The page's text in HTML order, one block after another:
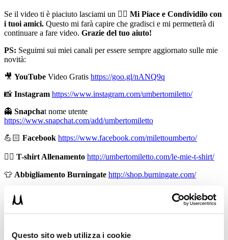
Questo sito web utilizza i cookie
Se il video ti è piaciuto lasciami un 👍🏻 Mi Piace e Condividilo con
i tuoi amici. Questo mi farà capire che gradisci e mi permetterà di
continuare a fare video. Grazie del tuo aiuto!
PS: Seguimi sui miei canali per essere sempre aggiornato sulle mie
novità:
🎥 YouTube Video Gratis https://goo.gl/nANQ9q
📸 Instagram https://www.instagram.com/umbertomiletto/
👻 Snapchat nome utente
https://www.snapchat.com/add/umbertomiletto
💪🏻 Facebook https://www.facebook.com/milettoumberto/
🏋🏻 T-shirt Allenamento http://umbertomiletto.com/le-mie-t-shirt/
👕 Abbigliamento Burningate http://shop.burningate.com/
http://www.il-personaltrainer.com
di allenamento del
personal trainer Umberto Miletto
intendono sostituirsi in nessun modo a parere medico o di altri